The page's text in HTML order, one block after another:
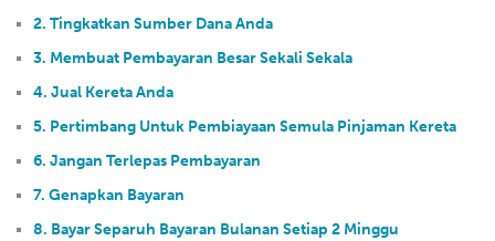
2. Tingkatkan Sumber Dana Anda
3. Membuat Pembayaran Besar Sekali Sekala
4. Jual Kereta Anda
5. Pertimbang Untuk Pembiayaan Semula Pinjaman Kereta
6. Jangan Terlepas Pembayaran
7. Genapkan Bayaran
8. Bayar Separuh Bayaran Bulanan Setiap 2 Minggu